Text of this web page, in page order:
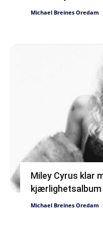
Michael Breines Oredam -
Miley Cyrus klar
kjærlighetsalbum
Michael Breines Oredam -